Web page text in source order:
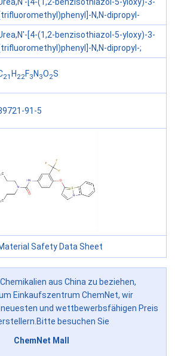
N,N-dipropyl-
[4-(1,2-benzisothiazol-5-yloxy)-3-
N,N-dipropyl-;
21 H 22F3 N 3O2S
91-5
Safety Data Sheet
aus China zu beziehen,
Einkaufszentrum ChemNet, wir
und wettbewerbsfähigen Preis
besuchen Sie
ChemNet Mall